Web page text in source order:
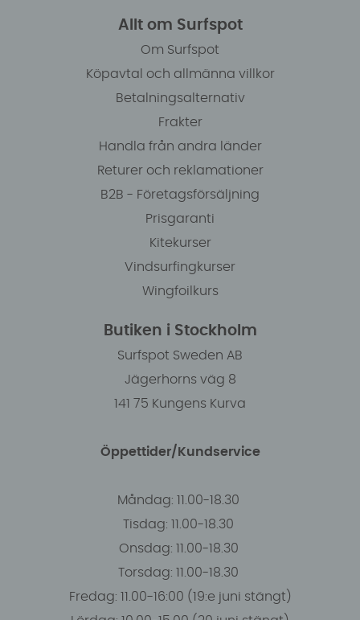
Allt om Surfspot
Om Surfspot
Köpavtal och allmänna villkor
Betalningsalternativ
Frakter
Handla från andra länder
Returer och reklamationer
B2B - Företagsförsäljning
Prisgaranti
Kitekurser
Vindsurfingkurser
Wingfoilkurs
Butiken i Stockholm
Surfspot Sweden AB
Jägerhorns väg 8
141 75 Kungens Kurva
Öppettider/Kundservice
Måndag: 11.00-18.30
Tisdag: 11.00-18.30
Onsdag: 11.00-18.30
Torsdag: 11.00-18.30
Fredag: 11.00-16:00 (19:e juni stängt)